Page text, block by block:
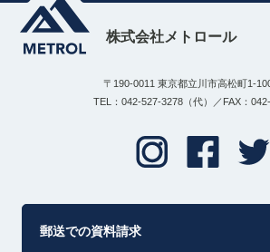
株式会社メトロール
〒190-0011 東京都立川市高松町1-
TEL：042-527-3278（代）／FAX：
郵送での資料請求